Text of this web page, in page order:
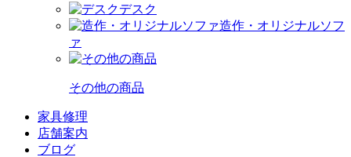
デスク
造作・オリジナルソフ
ァ
その他の商品
家具修理
店舗案内
ブログ